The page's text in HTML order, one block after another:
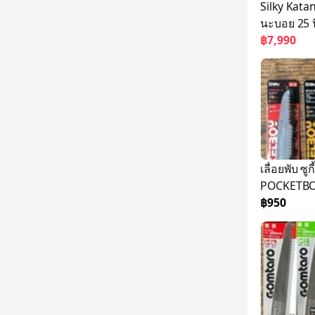
Silky
นะบอย 25
฿7,990
เลื่อยพับ ซู
฿950